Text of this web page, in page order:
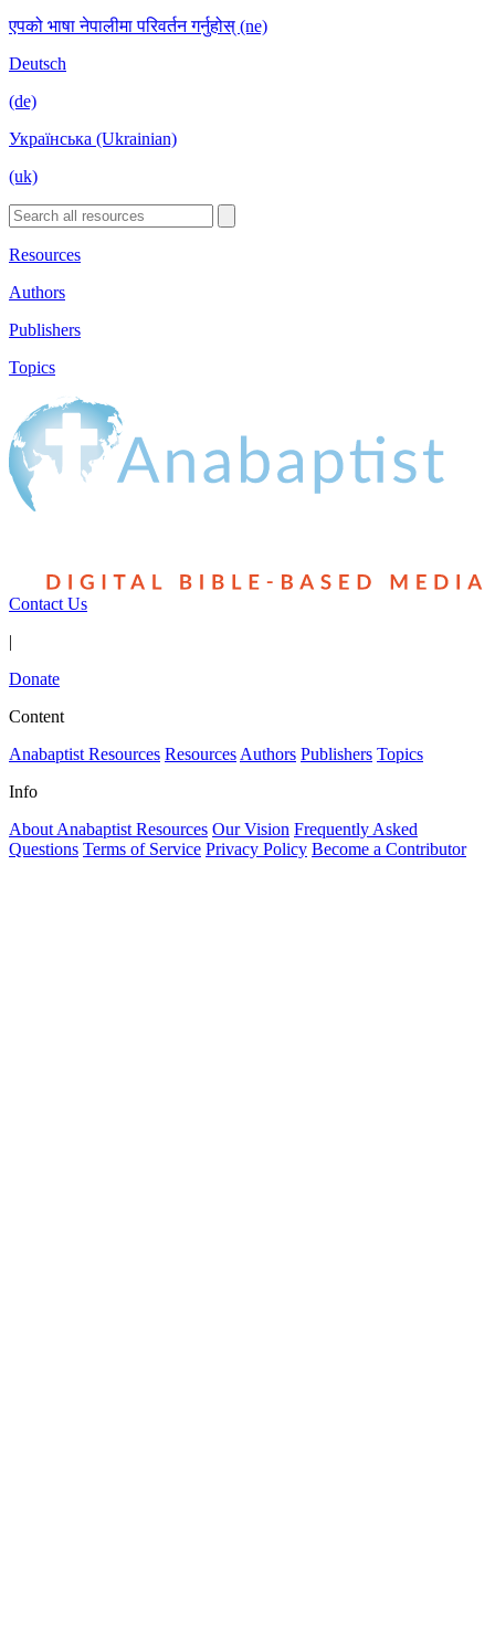
एपको भाषा नेपालीमा परिवर्तन गर्नुहोस् (ne)
Deutsch
(de)
Українська (Ukrainian)
(uk)
Resources
Authors
Publishers
Topics
Contact Us
|
Donate
Content
Anabaptist Resources Resources Authors Publishers Topics
Info
About Anabaptist Resources Our Vision Frequently Asked
Questions Terms of Service Privacy Policy Become a Contributor